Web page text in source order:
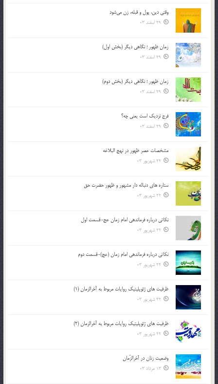
وقتی دین، پول و قبله، زن می‌شود
29 اسفند 03
زمان ظهور ؛ نگاهی دیگر (بخش اول)
29 اسفند 03
زمان ظهور ؛ نگاهی دیگر (بخش دوم)
29 اسفند 03
فرج نزدیک است یعنی چه؟
29 اسفند 03
مشخصات عصر ظهور در نهج البلاغه
22 شهریور 03
ستاره های دنباله دار مشهور و ظهور حضرت حق
22 شهریور 03
نکاتى درباره فرماندهى امام زمان عج-قسمت اول
22 شهریور 03
نکاتى درباره فرماندهى امام زمان (عج)-قسمت دوم
22 شهریور 03
ظرفیت های ژئوپلیتیک روایات مربوط به آخرالزمان (1)
22 شهریور 03
ظرفیت های ژئوپلیتیک روایات مربوط به آخرالزمان (2)
22 شهریور 03
وضعیت زنان در آخرالزّمان
13 مرداد 03